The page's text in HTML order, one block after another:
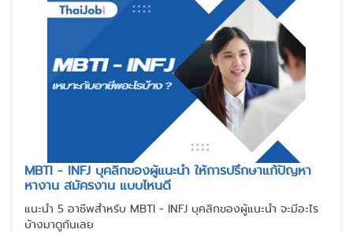
MBTI - INFJ บุคลิกของผู้แนะนำ ให้การปรึกษาแก้ปัญหา
หางาน สมัครงาน แบบไหนดี
แนะนำ 5 อาชีพสำหรับ MBTI - INFJ บุคลิกของผู้แนะนำ จะมีอะไร
บ้างมาดูกันเลย